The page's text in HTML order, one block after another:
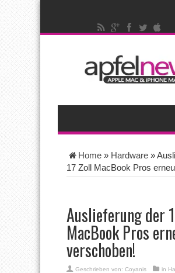
Home » Hardware »
17 Zoll MacBook Pros
Auslieferung der
MacBook Pros
verschoben!
Geschrieben von: Coyanis in